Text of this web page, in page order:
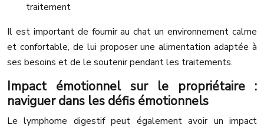
traitement
Il est important de fournir au chat un environnement calme
et confortable, de lui proposer une alimentation adaptée à
ses besoins et de le soutenir pendant les traitements.
Impact émotionnel sur le propriétaire :
naviguer dans les défis émotionnels
Le lymphome digestif peut également avoir un impact